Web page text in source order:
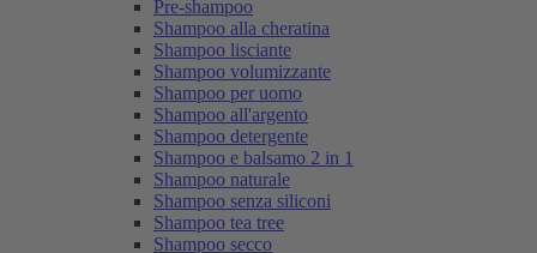
Pre-shampoo
Shampoo alla cheratina
Shampoo lisciante
Shampoo volumizzante
Shampoo per uomo
Shampoo all'argento
Shampoo detergente
Shampoo e balsamo 2 in 1
Shampoo naturale
Shampoo senza siliconi
Shampoo tea tree
Shampoo secco